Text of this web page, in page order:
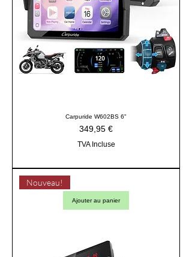
Carpuride W602BS 6"
Prix
349,95 €
TVA Incluse
Ajouter au panier
Nouveau!